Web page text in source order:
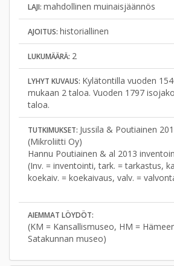
LAJI: mahdollinen muinaisjäännös
AJOITUS: historiallinen
LUKUMÄÄRÄ: 2
LYHYT KUVAUS: Kylätontilla vuoden
mukaan 2 taloa. Vuoden 1797
taloa.
TUTKIMUKSET: Jussila & Poutiainen
(Mikroliitti Oy)
Hannu Poutiainen & al 2013
(Inv. = inventointi, tark. = tarkastus,
koekaiv. = koekaivaus, valv. =
AIEMMAT LÖYDÖT:
(KM = Kansallismuseo, HM =
Satakunnan museo)